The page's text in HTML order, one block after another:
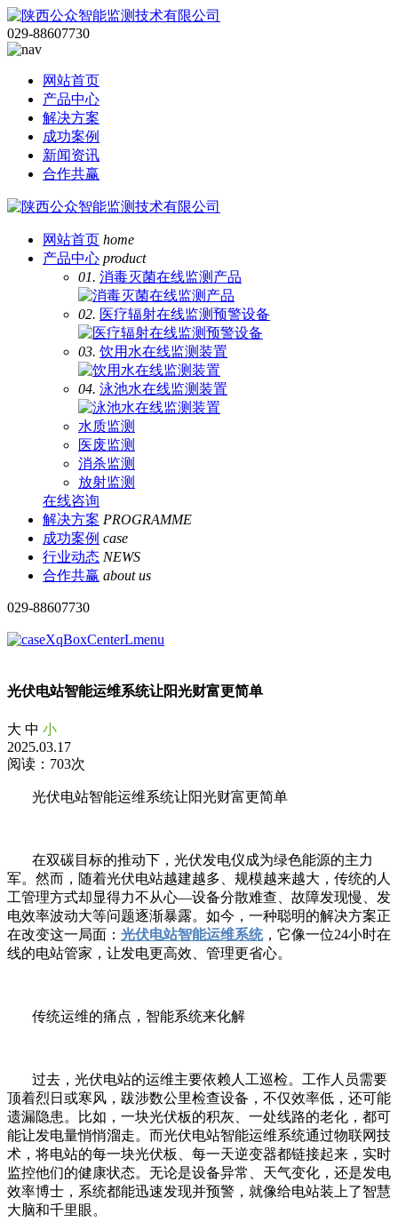
029-88607730
网站首页
产品中心
解决方案
成功案例
新闻资讯
合作共赢
网站首页 home
产品中心 product
01. 消毒灭菌在线监测产品
02. 医疗辐射在线监测预警设备
03. 饮用水在线监测装置
04. 泳池水在线监测装置
水质监测
医废监测
消杀监测
放射监测
在线咨询
解决方案 PROGRAMME
成功案例 case
行业动态 NEWS
合作共赢 about us
029-88607730
光伏电站智能运维系统让阳光财富更简单
大 中 小
2025.03.17
阅读：703次
光伏电站智能运维系统让阳光财富更简单
在双碳目标的推动下，光伏发电仪成为绿色能源的主力
军。然而，随着光伏电站越建越多、规模越来越大，传统的人
工管理方式却显得力不从心—设备分散难查、故障发现慢、发
电效率波动大等问题逐渐暴露。如今，一种聪明的解决方案正
在改变这一局面： 光伏电站智能运维系统，它像一位24小时在
线的电站管家，让发电更高效、管理更省心。
传统运维的痛点，智能系统来化解
过去，光伏电站的运维主要依赖人工巡检。工作人员需要
顶着烈日或寒风，跋涉数公里检查设备，不仅效率低，还可能
遗漏隐患。比如，一块光伏板的积灰、一处线路的老化，都可
能让发电量悄悄溜走。而光伏电站智能运维系统通过物联网技
术，将电站的每一块光伏板、每一天逆变器都链接起来，实时
监控他们的健康状态。无论是设备异常、天气变化，还是发电
效率博士，系统都能迅速发现并预警，就像给电站装上了智慧
大脑和千里眼。